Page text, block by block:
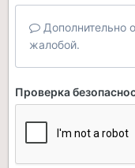
Дополнительно
жалобой.
Проверка